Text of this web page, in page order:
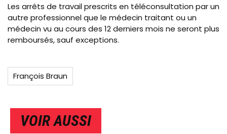
Les arrêts de travail prescrits en téléconsultation par un
autre professionnel que le médecin traitant ou un
médecin vu au cours des 12 derniers mois ne seront plus
remboursés, sauf exceptions.
François Braun
VOIR AUSSI